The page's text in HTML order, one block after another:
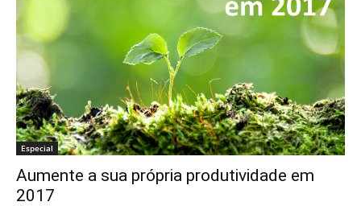
Especial
Aumente a sua própria produtividade em
2017